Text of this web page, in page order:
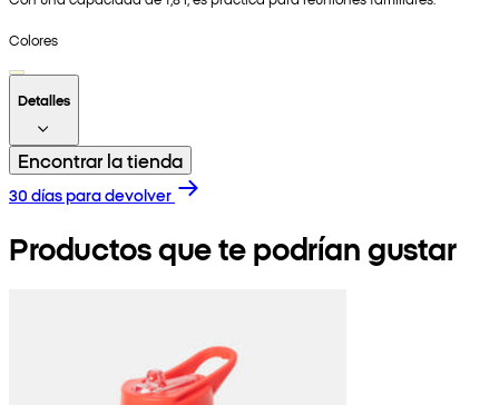
Colores
Detalles
Encontrar la tienda
30 días para devolver
Productos que te podrían gustar